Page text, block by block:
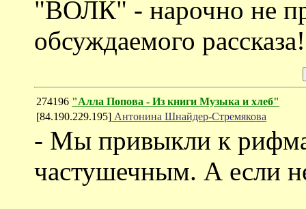
"ВОЛК" - нарочно не
обсуждаемого рассказа!
274196 "Алла Попова - Из книги Музыка и хлеб"
[84.190.229.195] Антонина Шнайдер-Стремякова
- Мы привыкли к
частушечным. А если